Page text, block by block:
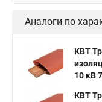
Аналоги по
КВТ
10 кВ
КВТ